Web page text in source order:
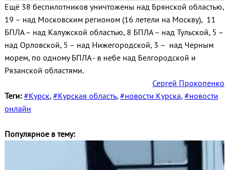
Ещё 38 беспилотников уничтожены над Брянской областью,
19 – над Московским регионом (16 летели на Москву), 11
БПЛА – над Калужской областью, 8 БПЛА – над Тульской, 5 –
над Орловской, 5 – над Нижегородской, 3 – над Черным
морем, по одному БПЛА - в небе над Белгородской и
Рязанской областями.
Сергей Прокопенко
Теги: #Курск, #Курская область, #новости Курска, #новости
онлайн
Популярное в тему: